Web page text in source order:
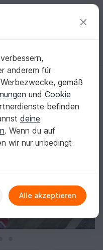
Kostenlos registrieren
& Säcke
Einhorndecke 2
Einhorn
anderem für
gemäß
und Cookie
befinden
deine
. Wenn du auf
wir nur unbedingt
Alle akzeptieren